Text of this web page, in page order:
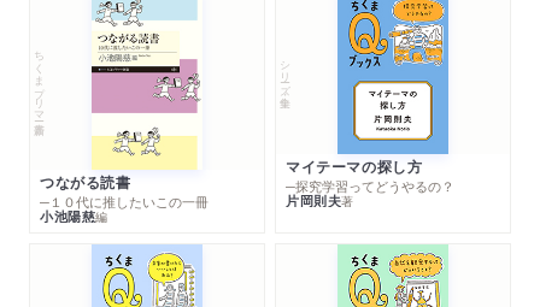
ちくまプリマー新書
つながる読書
─１０代に推したいこの一冊
小池陽慈編
シリーズ・全集
マイテーマの探し方
─探究学習ってどうやるの？
片岡則夫著